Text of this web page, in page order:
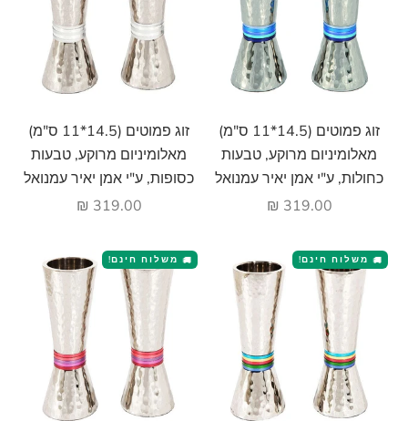
הוסף לעגלה
זוג פמוטים (14.5*11 ס"מ)
מאלומיניום מרוקע, טבעות
כחולות, ע"י אמן יאיר עמנואל
מחיר מבצע
319.00 ₪
הוסף לעגלה
זוג פמוטים (14.5*11 ס"מ)
מאלומיניום מרוקע, טבעות
כסופות, ע"י אמן יאיר עמנואל
מחיר מבצע
319.00 ₪
🚚 משלוח חינם! 🚚 משלוח חינם!